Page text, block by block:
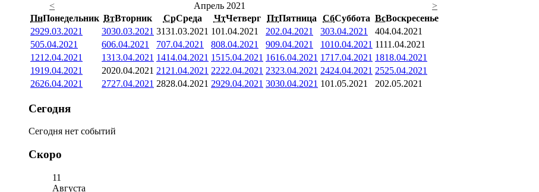
<
Апрель 2021
>
ПнПонедельник ВтВторник СрСреда ЧтЧетверг ПтПятница СбСуббота ВсВоскресенье
2929.03.2021 3030.03.2021 3131.03.2021 101.04.2021 202.04.2021 303.04.2021 404.04.2021
505.04.2021 606.04.2021 707.04.2021 808.04.2021 909.04.2021 1010.04.2021 1111.04.2021
1212.04.2021 1313.04.2021 1414.04.2021 1515.04.2021 1616.04.2021 1717.04.2021 1818.04.2021
1919.04.2021 2020.04.2021 21 21.04.2021 2222.04.2021 2323.04.2021 2424.04.2021 2525.04.2021
2626.04.2021 2727.04.2021 2828.04.2021 2929.04.2021 3030.04.2021 101.05.2021 202.05.2021
Сегодня
Сегодня нет событий
Скоро
11
Августа